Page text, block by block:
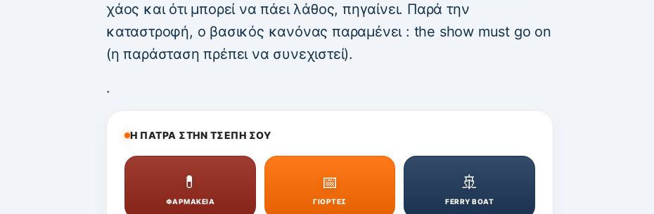
χάος και ότι μπορεί να πάει λάθος, πηγαίνει. Παρά την
καταστροφή, ο βασικός κανόνας παραμένει : the show must go on
(η παράσταση πρέπει να συνεχιστεί).
.
Η ΠΑΤΡΑ ΣΤΗΝ ΤΣΕΠΗ ΣΟΥ
💊
ΦΑΡΜΑΚΕΙΑ
📅
ΓΙΟΡΤΕΣ
🚢
FERRY BOAT